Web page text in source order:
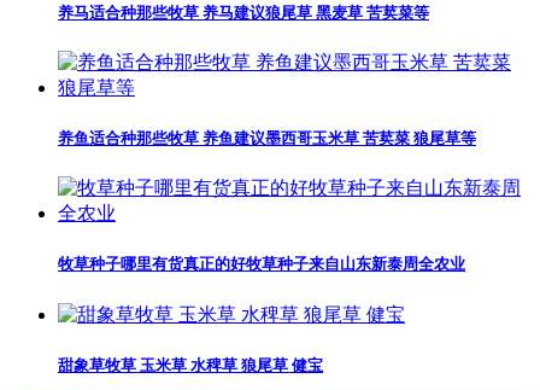
养马适合种那些牧草 养马建议狼尾草 黑麦草 苦荬菜等
养鱼适合种那些牧草 养鱼建议墨西哥玉米草 苦荬菜 狼尾草等
牧草种子哪里有货真正的好牧草种子来自山东新泰周全农业
甜象草牧草 玉米草 水稗草 狼尾草 健宝